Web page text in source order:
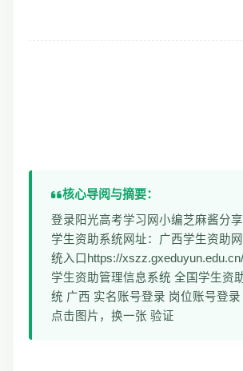
核心导阅与摘要：
登录阳光高考学习网小编芝麻酱分
学生资助系统网址：广西学生资助
统入口https://
学生资助管理信息系统 全国学生资
统 广西 实名账号登录 岗位账号登
点击图片，换一张 验证